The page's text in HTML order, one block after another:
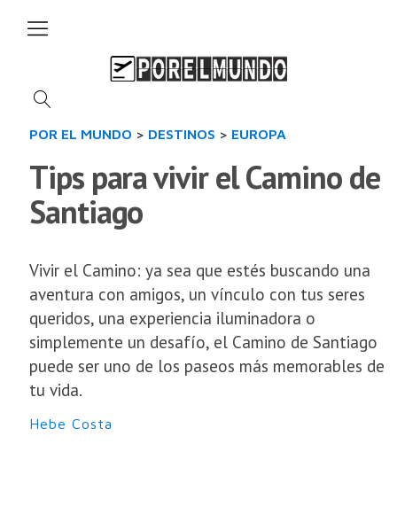
POR EL MUNDO > DESTINOS > EUROPA
Tips para vivir el Camino de
Santiago
Vivir el Camino: ya sea que estés buscando una
aventura con amigos, un vínculo con tus seres
queridos, una experiencia iluminadora o
simplemente un desafío, el Camino de Santiago
puede ser uno de los paseos más memorables de
tu vida.
Hebe Costa